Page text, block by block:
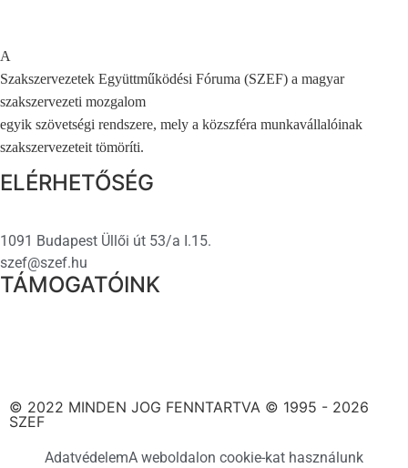
A
Szakszervezetek Együttműködési Fóruma (SZEF) a magyar
szakszervezeti mozgalom
egyik szövetségi rendszere, mely a közszféra munkavállalóinak
szakszervezeteit tömöríti.
ELÉRHETŐSÉG
1091 Budapest Üllői út 53/a I.15.
szef@szef.hu
TÁMOGATÓINK
© 2022 MINDEN JOG FENNTARTVA © 1995 - 2026
SZEF
AdatvédelemA weboldalon cookie-kat használunk